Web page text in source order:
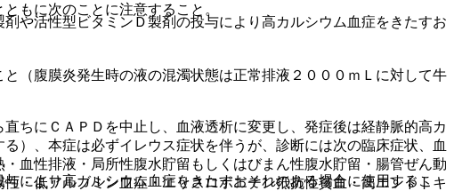
もに次のことに注意すること。
（腹膜炎発生時の液の混濁状態は正常排液２０００ｍＬに対して牛
ちにＣＡＰＤを中止し、血液透析に変更し、発症後は経静脈的高カ
）、本症は必ずイレウス症状を伴うが、診断には次の臨床症状、血
血性排液・局所性腹水貯留もしくはびまん性腹水貯留・腸管ぜん動
・低アルブミン血症・エリスロポエチン抵抗性貧血・高エンドトキ
や活性型ビタミンＤ製剤の投与により高カルシウム血症をきたすお
により高カルシウム血症をきたすおそれのある場合に使用するこ